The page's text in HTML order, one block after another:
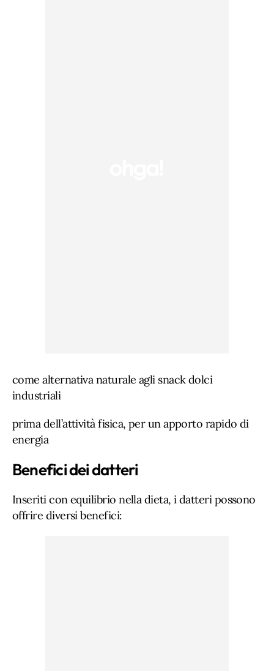
come alternativa naturale agli snack dolci
industriali
prima dell’attività fisica, per un apporto rapido di
energia
Benefici dei datteri
Inseriti con equilibrio nella dieta, i datteri possono
offrire diversi benefici: